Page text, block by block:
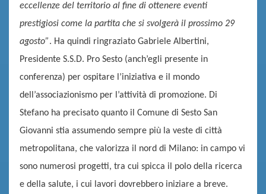
eccellenze del territorio al fine di ottenere eventi
prestigiosi come la partita che si svolgerà il prossimo 29
agosto”. Ha quindi ringraziato Gabriele Albertini,
Presidente S.S.D. Pro Sesto (anch’egli presente in
conferenza) per ospitare l’iniziativa e il mondo
dell’associazionismo per l’attività di promozione. Di
Stefano ha precisato quanto il Comune di Sesto San
Giovanni stia assumendo sempre più la veste di città
metropolitana, che valorizza il nord di Milano: in campo vi
sono numerosi progetti, tra cui spicca il polo della ricerca
e della salute, i cui lavori dovrebbero iniziare a breve.